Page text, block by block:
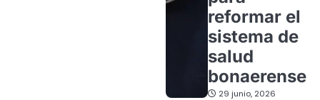
reformar el
sistema de
salud
bonaerense
29 junio, 2026